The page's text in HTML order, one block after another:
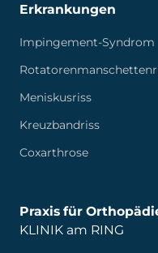
Erkrankungen
Impingement-Syndrom
Meniskusriss
Kreuzbandriss
Coxarthrose
Praxis für
KLINIK am RING